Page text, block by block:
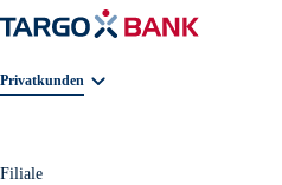
Geschäftsbereichnavigation. Aktuelle Auswahl:
Privatkunden
Filiale